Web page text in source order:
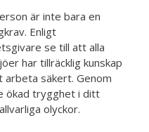
är inte bara en
Enligt
se till att alla
har tillräcklig kunskap
säkert. Genom
ökad trygghet i ditt
olyckor.